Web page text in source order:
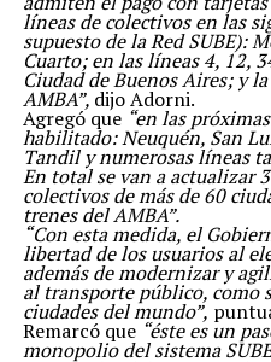
Islas Malvinas,
recursos naturales
los británicos. No obstante,
futuro de los fueguinos. Es
nacional respecto del
sobre su territorio. Por lo
área estratégica a nivel
preservando y
poseemos a nuestra
nuestro reclamo sobre las
Es por esto, excelentísimo
Alberto Fernández, que es
Organizado, en un
daremos la mayor lucha por
mayor empleo en nuestra
ataques a nuestra Industria
117/17 y el decreto 864/18
esto nuestra imperiosa
líneas de colectivos en las
supuesto de la Red SUBE):
Cuarto; en las líneas 4, 12,
Ciudad de Buenos Aires; y
AMBA”, dijo Adorni.
Agregó que “en las
habilitado: Neuquén, San
Tandil y numerosas líneas
En total se van a actualizar
colectivos de más de 60
trenes del AMBA”.
“Con esta medida, el
libertad de los usuarios al
además de modernizar y
al transporte público, como
ciudades del mundo”,
Remarcó que “éste es un
monopolio del sistema